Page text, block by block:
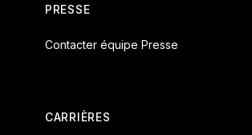
PRESSE
Contacter équipe Presse
CARRIÈRES